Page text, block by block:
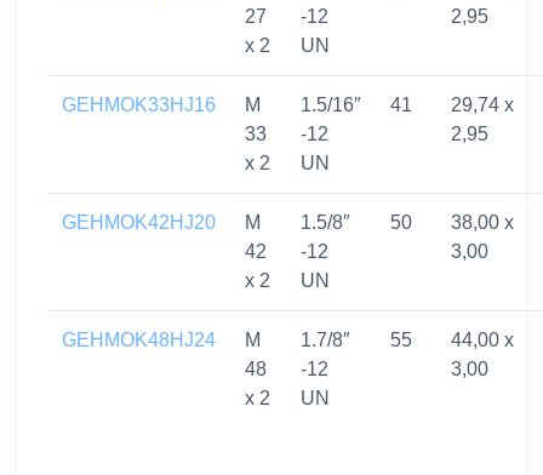
27
x 2
-12
UN
2,95
GEHMOK33HJ16
M
33
x 2
1.5/16″
-12
UN
41
29,74 x
2,95
GEHMOK42HJ20
M
42
x 2
1.5/8″
-12
UN
50
38,00 x
3,00
GEHMOK48HJ24
M
48
x 2
1.7/8″
-12
UN
55
44,00 x
3,00